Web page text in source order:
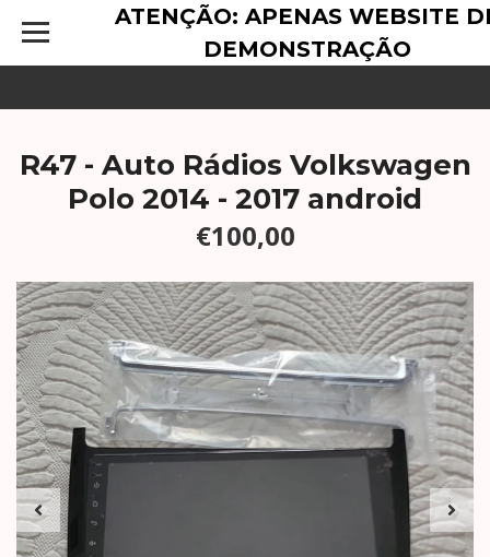
ATENÇÃO: APENAS WEBSITE
DEMONSTRAÇÃO
R47 - Auto Rádios Volkswagen
Polo 2014 - 2017 android
€100,00